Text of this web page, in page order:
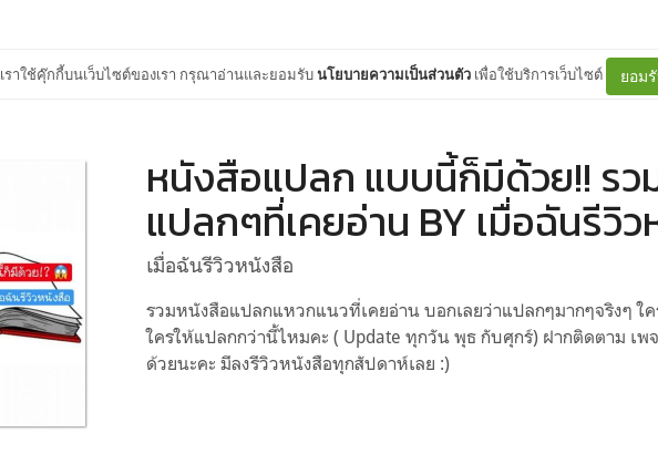
เราใช้คุ๊กกี้บนเว็บไซต์ของเรา กรุณาอ่านและยอมรับนโยบายความเป็นส่วนตัว เพื่อใช้บริการเว็บไซต์ ยอม
หนังสือแปลก แบบนี้ก็มีด้วย!! รว
แปลกๆที่เคยอ่าน BY เมื่อฉันรีวิ
เมื่อฉันรีวิวหนังสือ
รวมหนังสือแปลกแหวกแนวที่เคยอ่าน บอกเลยว่าแปลกๆมากๆจริงๆ ใค
ใครให้แปลกกว่านี้ไหมคะ ( Update ทุกวัน พุธ กับศุกร์) ฝากติดตาม เพ
ด้วยนะคะ มีลงรีวิวหนังสือทุกสัปดาห์เลย :)